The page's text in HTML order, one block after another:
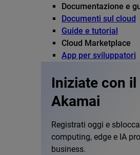
Documentazione e
Documenti sul cloud
Guide e tutorial
Cloud Marketplace
App per sviluppatori
Iniziate con
Akamai
Registrati oggi e
computing, edge e IA
business.